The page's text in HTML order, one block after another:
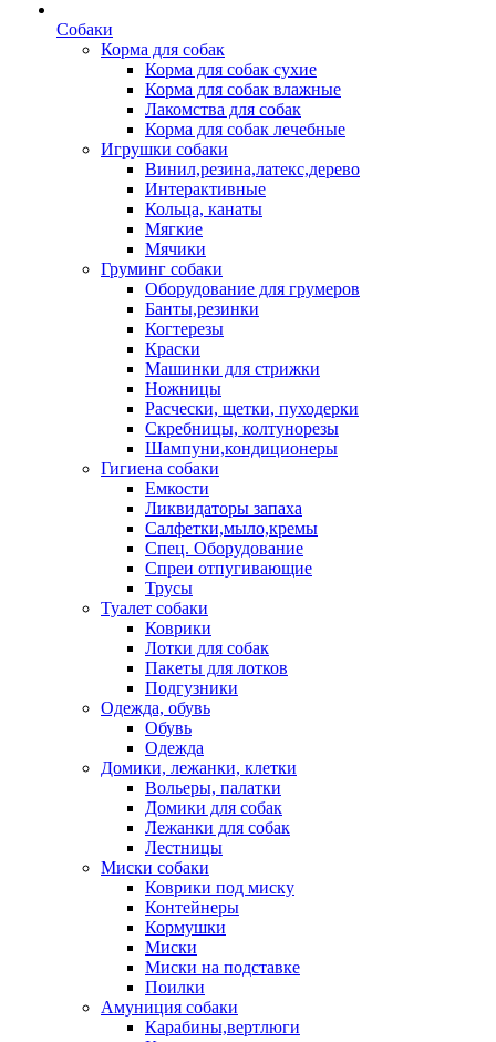
Собаки
Корма для собак
Корма для собак сухие
Корма для собак влажные
Лакомства для собак
Корма для собак лечебные
Игрушки собаки
Винил,резина,латекс,дерево
Интерактивные
Кольца, канаты
Мягкие
Мячики
Груминг собаки
Оборудование для грумеров
Банты,резинки
Когтерезы
Краски
Машинки для стрижки
Ножницы
Расчески, щетки, пуходерки
Скребницы, колтунорезы
Шампуни,кондиционеры
Гигиена собаки
Емкости
Ликвидаторы запаха
Салфетки,мыло,кремы
Спец. Оборудование
Спреи отпугивающие
Трусы
Туалет собаки
Коврики
Лотки для собак
Пакеты для лотков
Подгузники
Одежда, обувь
Обувь
Одежда
Домики, лежанки, клетки
Вольеры, палатки
Домики для собак
Лежанки для собак
Лестницы
Миски собаки
Коврики под миску
Контейнеры
Кормушки
Миски
Миски на подставке
Поилки
Амуниция собаки
Карабины,вертлюги